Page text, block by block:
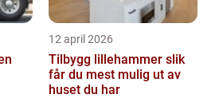
12 april 2026
Tilbygg lillehammer slik
får du mest mulig ut av
huset du har